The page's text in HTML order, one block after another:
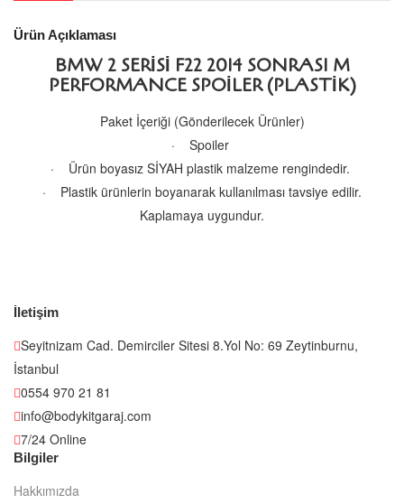
Ürün Açıklaması
BMW 2 SERISI F22 2014 SONRASI M
PERFORMANCE SPOILER (PLASTIK)
Paket İçeriği (Gönderilecek Ürünler)
· Spoiler
· Ürün boyasız SİYAH plastik malzeme rengindedir.
· Plastik ürünlerin boyanarak kullanılması tavsiye edilir.
Kaplamaya uygundur.
İletişim
Seyitnizam Cad. Demirciler Sitesi 8.Yol No: 69 Zeytinburnu,
İstanbul
0554 970 21 81
info@bodykitgaraj.com
7/24 Online
Bilgiler
Hakkımızda